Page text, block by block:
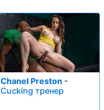
Chanel Preston -
Cucking тренер